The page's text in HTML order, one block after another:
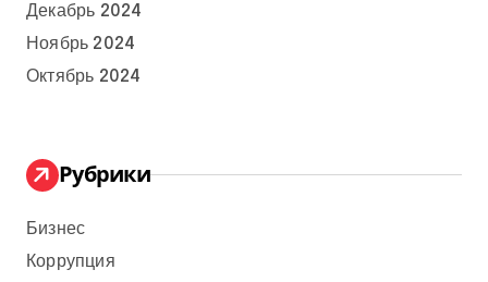
Декабрь 2024
Ноябрь 2024
Октябрь 2024
Рубрики
Бизнес
Коррупция